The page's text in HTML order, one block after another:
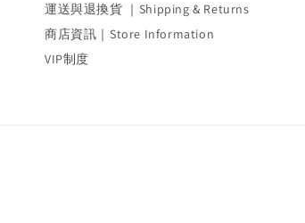
運送與退換貨 ｜Shipping & Returns
商店資訊｜Store Information
VIP制度